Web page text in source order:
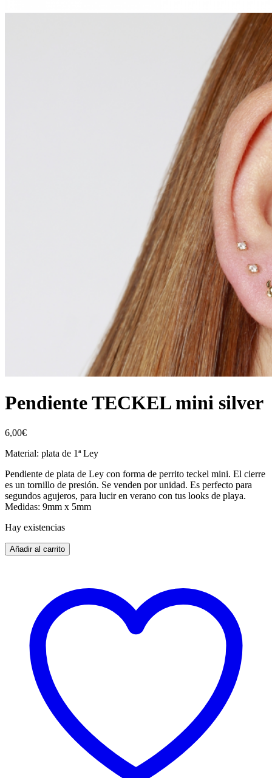
Pendiente TECKEL mini silver
6,00€
Material: plata de 1ª Ley
Pendiente de plata de Ley con forma de perrito teckel mini. El cierre
es un tornillo de presión. Se venden por unidad. Es perfecto para
segundos agujeros, para lucir en verano con tus looks de playa.
Medidas: 9mm x 5mm
Hay existencias
Añadir al carrito